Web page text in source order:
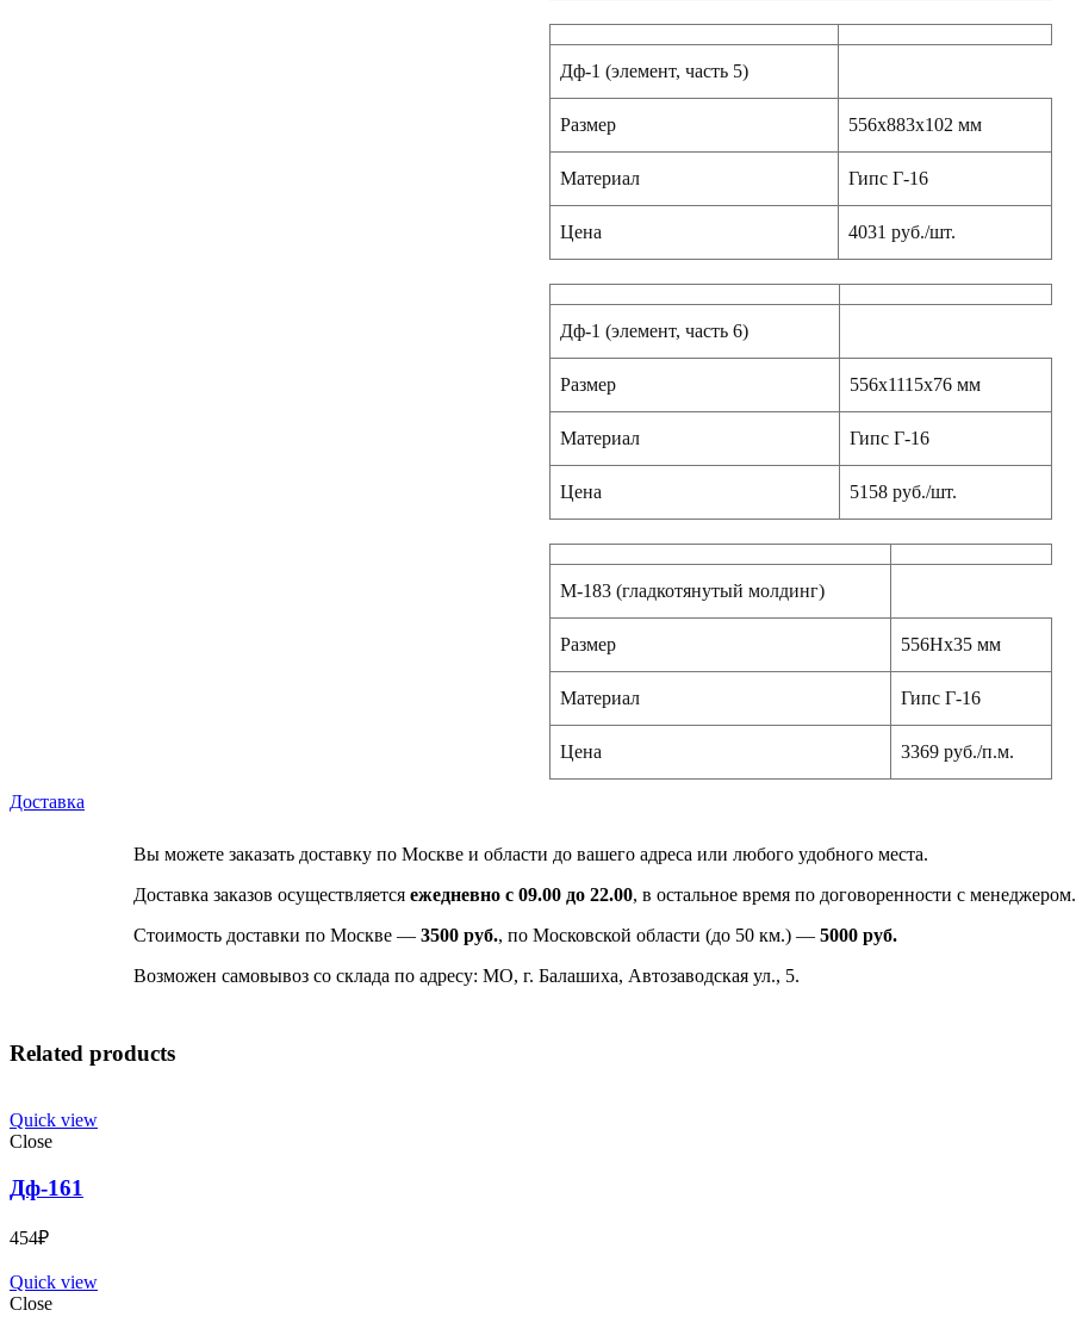
Дф-1 (элемент, часть 5)
Размер 556x883x102 мм
Материал Гипс Г-16
Цена 4031 руб./шт.
Дф-1 (элемент, часть 6)
Размер 556x1115x76 мм
Материал Гипс Г-16
Цена 5158 руб./шт.
М-183 (гладкотянутый молдинг)
Размер 556Hx35 мм
Материал Гипс Г-16
Цена 3369 руб./п.м.
Доставка
Вы можете заказать доставку по Москве и области до вашего адреса или любого удобного места.
Доставка заказов осуществляется ежедневно с 09.00 до 22.00, в остальное время по договоренности с менеджером.
Стоимость доставки по Москве — 3500 руб., по Московской области (до 50 км.) — 5000 руб.
Возможен самовывоз со склада по адресу: МО, г. Балашиха, Автозаводская ул., 5.
Related products
Quick view
Close
Дф-161
454₽
Quick view
Close